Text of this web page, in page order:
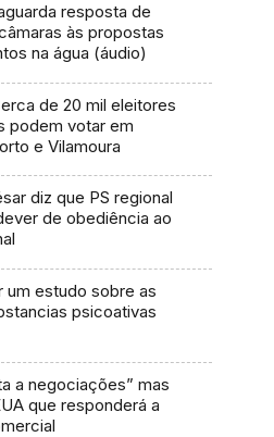
resposta de
às propostas
na água (áudio)
de 20 mil eleitores
podem votar em
e Vilamoura
diz que PS regional
de obediência ao
um estudo sobre as
psicoativas
a negociações” mas
que responderá a